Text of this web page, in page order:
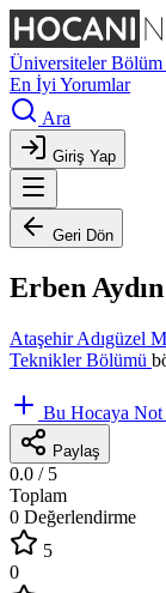
ÜniversitelerBölüm
En İyi Yorumlar
Ara
Giriş Yap
Geri Dön
Erben Aydın
Ataşehir Adıgüzel
Teknikler Bölümü
Bu Hocaya Not
Paylaş
0.0 / 5
Toplam
0 Değerlendirme
5
0